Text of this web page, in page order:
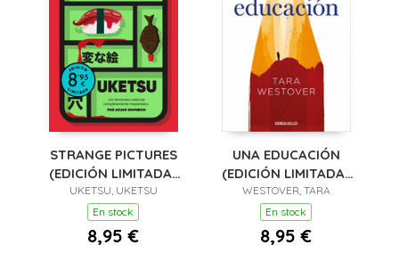
STRANGE PICTURES
(EDICIÓN LIMITADA ·
VERANO)
UKETSU, UKETSU
En stock
8,95 €
UNA EDUCACIÓN
(EDICIÓN LIMITADA ·
VERANO)
WESTOVER, TARA
En stock
8,95 €